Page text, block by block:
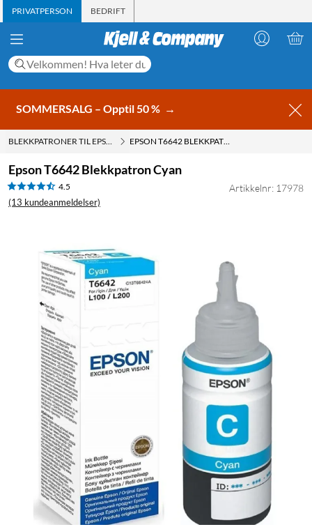
PRIVATPERSON BEDRIFT
SOMMERSALG – Opptil 50 % →
BLEKKPATRONER TIL EPSON EPSON T6642 BLEKKPATRON CYAN
Epson T6642 Blekkpatron Cyan
4.5
(13 kundeanmeldelser)
Artikkelnr: 17978